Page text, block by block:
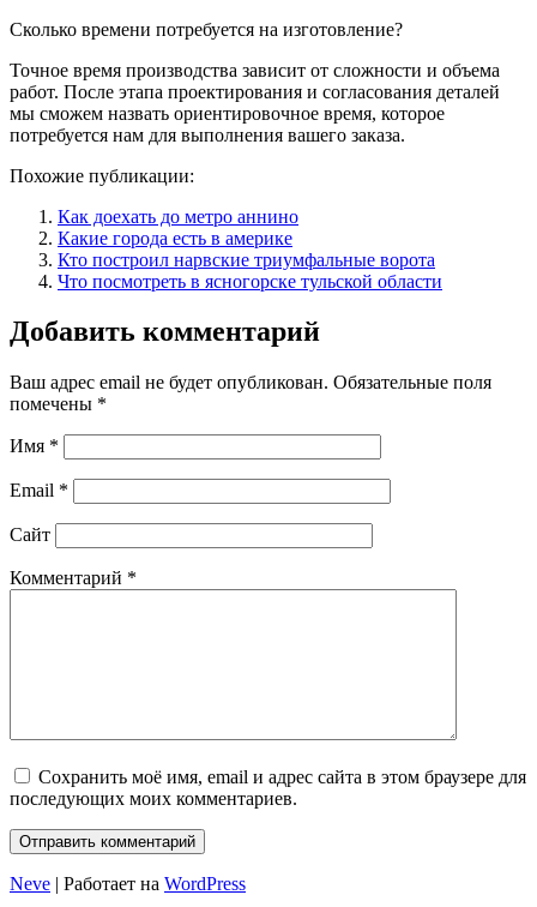
Сколько времени потребуется на изготовление?
Точное время производства зависит от сложности и объема
работ. После этапа проектирования и согласования деталей
мы сможем назвать ориентировочное время, которое
потребуется нам для выполнения вашего заказа.
Похожие публикации:
Как доехать до метро аннино
Какие города есть в америке
Кто построил нарвские триумфальные ворота
Что посмотреть в ясногорске тульской области
Добавить комментарий
Ваш адрес email не будет опубликован. Обязательные поля
помечены *
Имя *
Email *
Сайт
Комментарий *
Сохранить моё имя, email и адрес сайта в этом браузере для
последующих моих комментариев.
Neve | Работает на WordPress